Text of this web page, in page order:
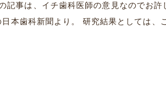
事は、イチ歯科医師の意見なのでお
日本歯科新聞より。 研究結果としては